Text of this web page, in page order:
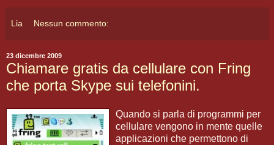
Lia Nessun commento:
23 dicembre 2009
Chiamare gratis da cellulare con Fring
che porta Skype sui telefonini.
Quando si parla di programmi per
cellulare vengono in mente quelle
applicazioni che permettono di